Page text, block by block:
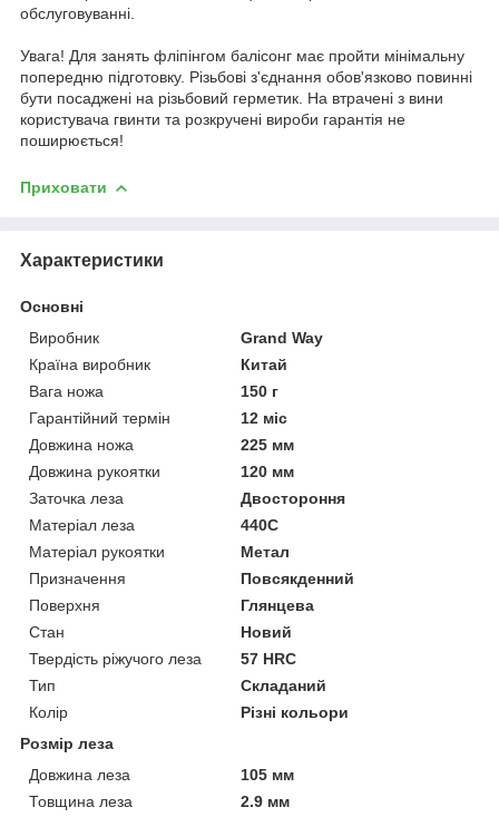
обслуговуванні.
Увага! Для занять фліпінгом балісонг має пройти мінімальну
попередню підготовку. Різьбові з'єднання обов'язково повинні
бути посаджені на різьбовий герметик. На втрачені з вини
користувача гвинти та розкручені вироби гарантія не
поширюється!
Приховати
Характеристики
Основні
Виробник
Grand Way
Країна виробник
Китай
Вага ножа
150 г
Гарантійний термін
12 міс
Довжина ножа
225 мм
Довжина рукоятки
120 мм
Заточка леза
Двостороння
Матеріал леза
440C
Матеріал рукоятки
Метал
Призначення
Повсякденний
Поверхня
Глянцева
Стан
Новий
Твердість ріжучого леза
57 HRC
Тип
Складаний
Колір
Різні кольори
Розмір леза
Довжина леза
105 мм
Товщина леза
2.9 мм